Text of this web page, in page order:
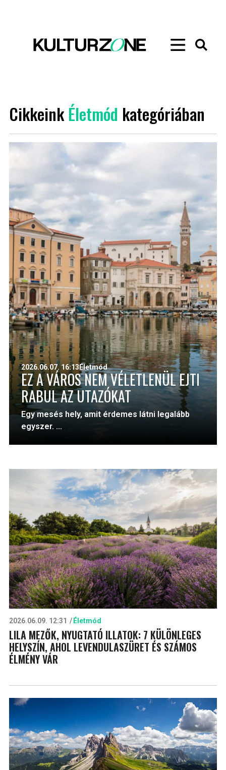
CikkeinkÉletmód kategóriában
2026.06.09. 12:31 Életmód
LILA MEZŐK, NYUGTATÓ ILLATOK: 7 KÜLÖNLEGES
HELYSZÍN, AHOL LEVENDULASZÜRET ÉS SZÁMOS
ÉLMÉNY VÁR
2026.06.07. 16:13Életmód
EZ A VÁROS NEM VÉLETLENÜL EJTI
RABUL AZ UTAZÓKAT
Egy mesés hely, amit érdemes látni legalább
egyszer. ...